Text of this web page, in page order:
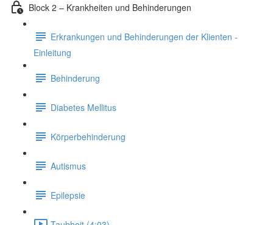
Block 2 – Krankheiten und Behinderungen
Erkrankungen und Behinderungen der Klienten -
Einleitung
Behinderung
Diabetes Mellitus
Körperbehinderung
Autismus
Epilepsie